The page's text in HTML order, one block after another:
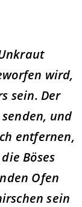
wird,
sein. Der
und
entfernen,
Böses
Ofen
sein